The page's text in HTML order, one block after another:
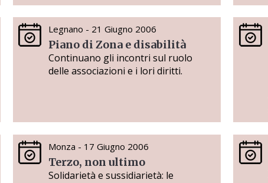
Legnano - 21 Giugno 2006
Piano di Zona e disabilità
Continuano gli incontri sul ruolo
delle associazioni e i lori diritti.
Monza - 17 Giugno 2006
Terzo, non ultimo
Solidarietà e sussidiarietà: le